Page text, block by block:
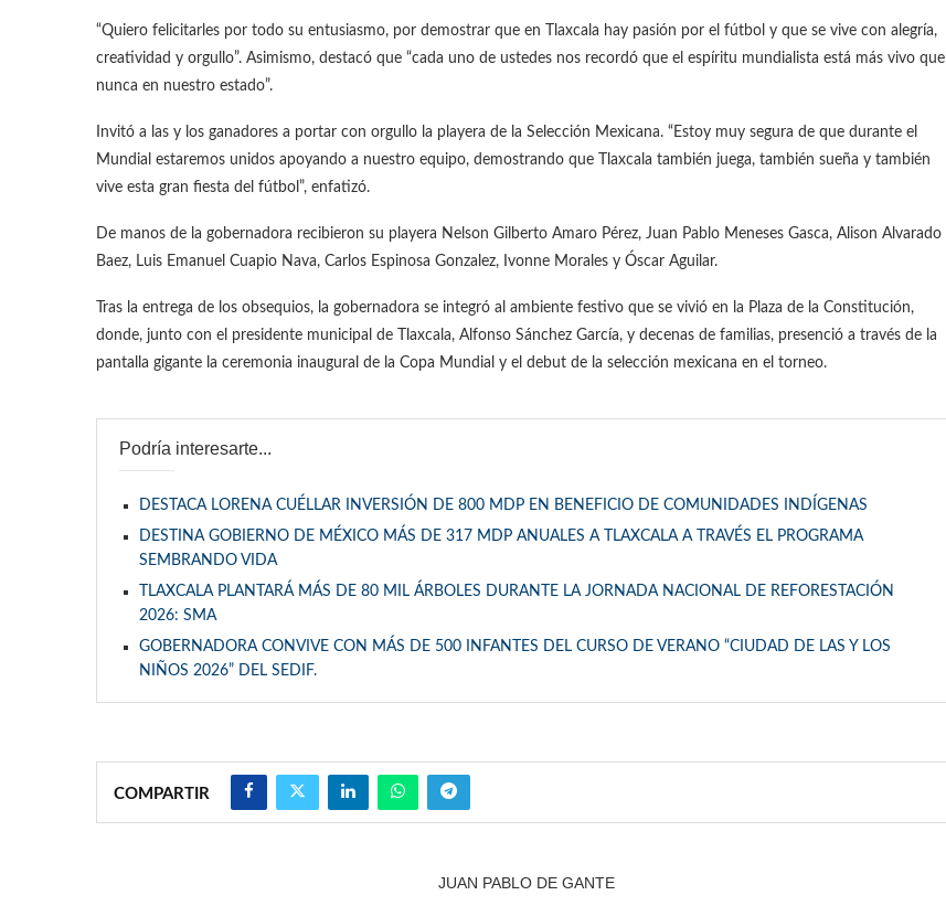
“Quiero felicitarles por todo su entusiasmo, por demostrar que en Tlaxcala hay pasión por el fútbol y que se vive con alegría,
creatividad y orgullo”. Asimismo, destacó que “cada uno de ustedes nos recordó que el espíritu mundialista está más vivo que
nunca en nuestro estado”.
Invitó a las y los ganadores a portar con orgullo la playera de la Selección Mexicana. “Estoy muy segura de que durante el
Mundial estaremos unidos apoyando a nuestro equipo, demostrando que Tlaxcala también juega, también sueña y también
vive esta gran fiesta del fútbol”, enfatizó.
De manos de la gobernadora recibieron su playera Nelson Gilberto Amaro Pérez, Juan Pablo Meneses Gasca, Alison Alvarado
Baez, Luis Emanuel Cuapio Nava, Carlos Espinosa Gonzalez, Ivonne Morales y Óscar Aguilar.
Tras la entrega de los obsequios, la gobernadora se integró al ambiente festivo que se vivió en la Plaza de la Constitución,
donde, junto con el presidente municipal de Tlaxcala, Alfonso Sánchez García, y decenas de familias, presenció a través de la
pantalla gigante la ceremonia inaugural de la Copa Mundial y el debut de la selección mexicana en el torneo.
Podría interesarte...
DESTACA LORENA CUÉLLAR INVERSIÓN DE 800 MDP EN BENEFICIO DE COMUNIDADES INDÍGENAS
DESTINA GOBIERNO DE MÉXICO MÁS DE 317 MDP ANUALES A TLAXCALA A TRAVÉS EL PROGRAMA
SEMBRANDO VIDA
TLAXCALA PLANTARÁ MÁS DE 80 MIL ÁRBOLES DURANTE LA JORNADA NACIONAL DE REFORESTACIÓN
2026: SMA
GOBERNADORA CONVIVE CON MÁS DE 500 INFANTES DEL CURSO DE VERANO “CIUDAD DE LAS Y LOS
NIÑOS 2026” DEL SEDIF.
COMPARTIR
JUAN PABLO DE GANTE